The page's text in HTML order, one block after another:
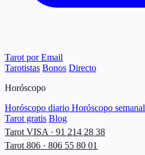
Tarot por Email
Tarotistas Bonos Directo
Horóscopo
Horóscopo diario Horóscopo semanal
Tarot gratis Blog
Tarot VISA · 91 214 28 38
Tarot 806 · 806 55 80 01